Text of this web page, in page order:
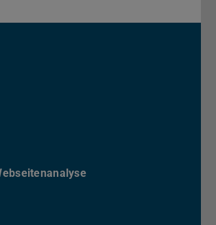
Darmstadt
der TU Darmstadt